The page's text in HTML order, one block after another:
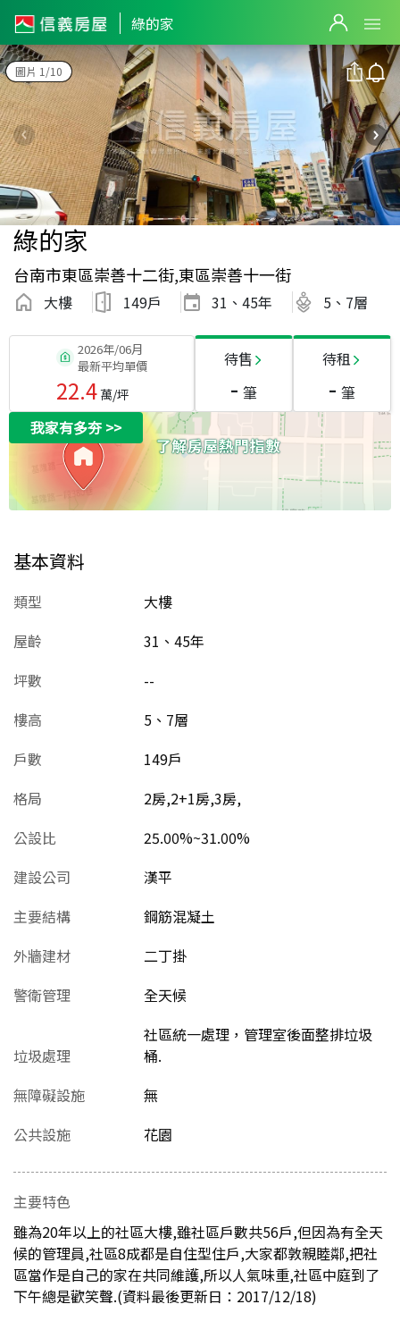
綠的家
圖片 1/10
綠的家
台南市東區崇善十二街,東區崇善十一街
大樓 149戶 31、45年 5、7層
2026年/06月
最新平均單價
22.4萬/坪
待售
- 筆
待租
- 筆
我家有多夯>>
基本資料
類型
大樓
屋齡
31、45年
坪數
--
樓高
5、7層
戶數
149戶
格局
2房,2+1房,3房,
公設比
25.00%~31.00%
建設公司
漢平
主要結構
鋼筋混凝土
外牆建材
二丁掛
警衛管理
全天候
垃圾處理
社區統一處理，管理室後面整排垃圾
桶.
無障礙設施
無
公共設施
花園
主要特色
雖為20年以上的社區大樓,雖社區戶數共56戶,但因為有全天
候的管理員,社區8成都是自住型住戶,大家都敦親睦鄰,把社
區當作是自己的家在共同維護,所以人氣味重,社區中庭到了
下午總是歡笑聲.(資料最後更新日：2017/12/18)